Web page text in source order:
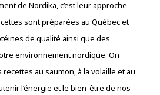
de Nordika, c’est leur approche
sont préparées au Québec et
de qualité ainsi que des
environnement nordique. On
au saumon, à la volaille et au
l’énergie et le bien-être de nos